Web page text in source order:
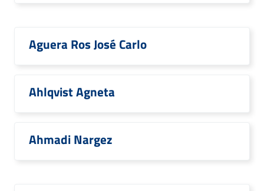
Aguera Ros José Carlo
Ahlqvist Agneta
Ahmadi Nargez